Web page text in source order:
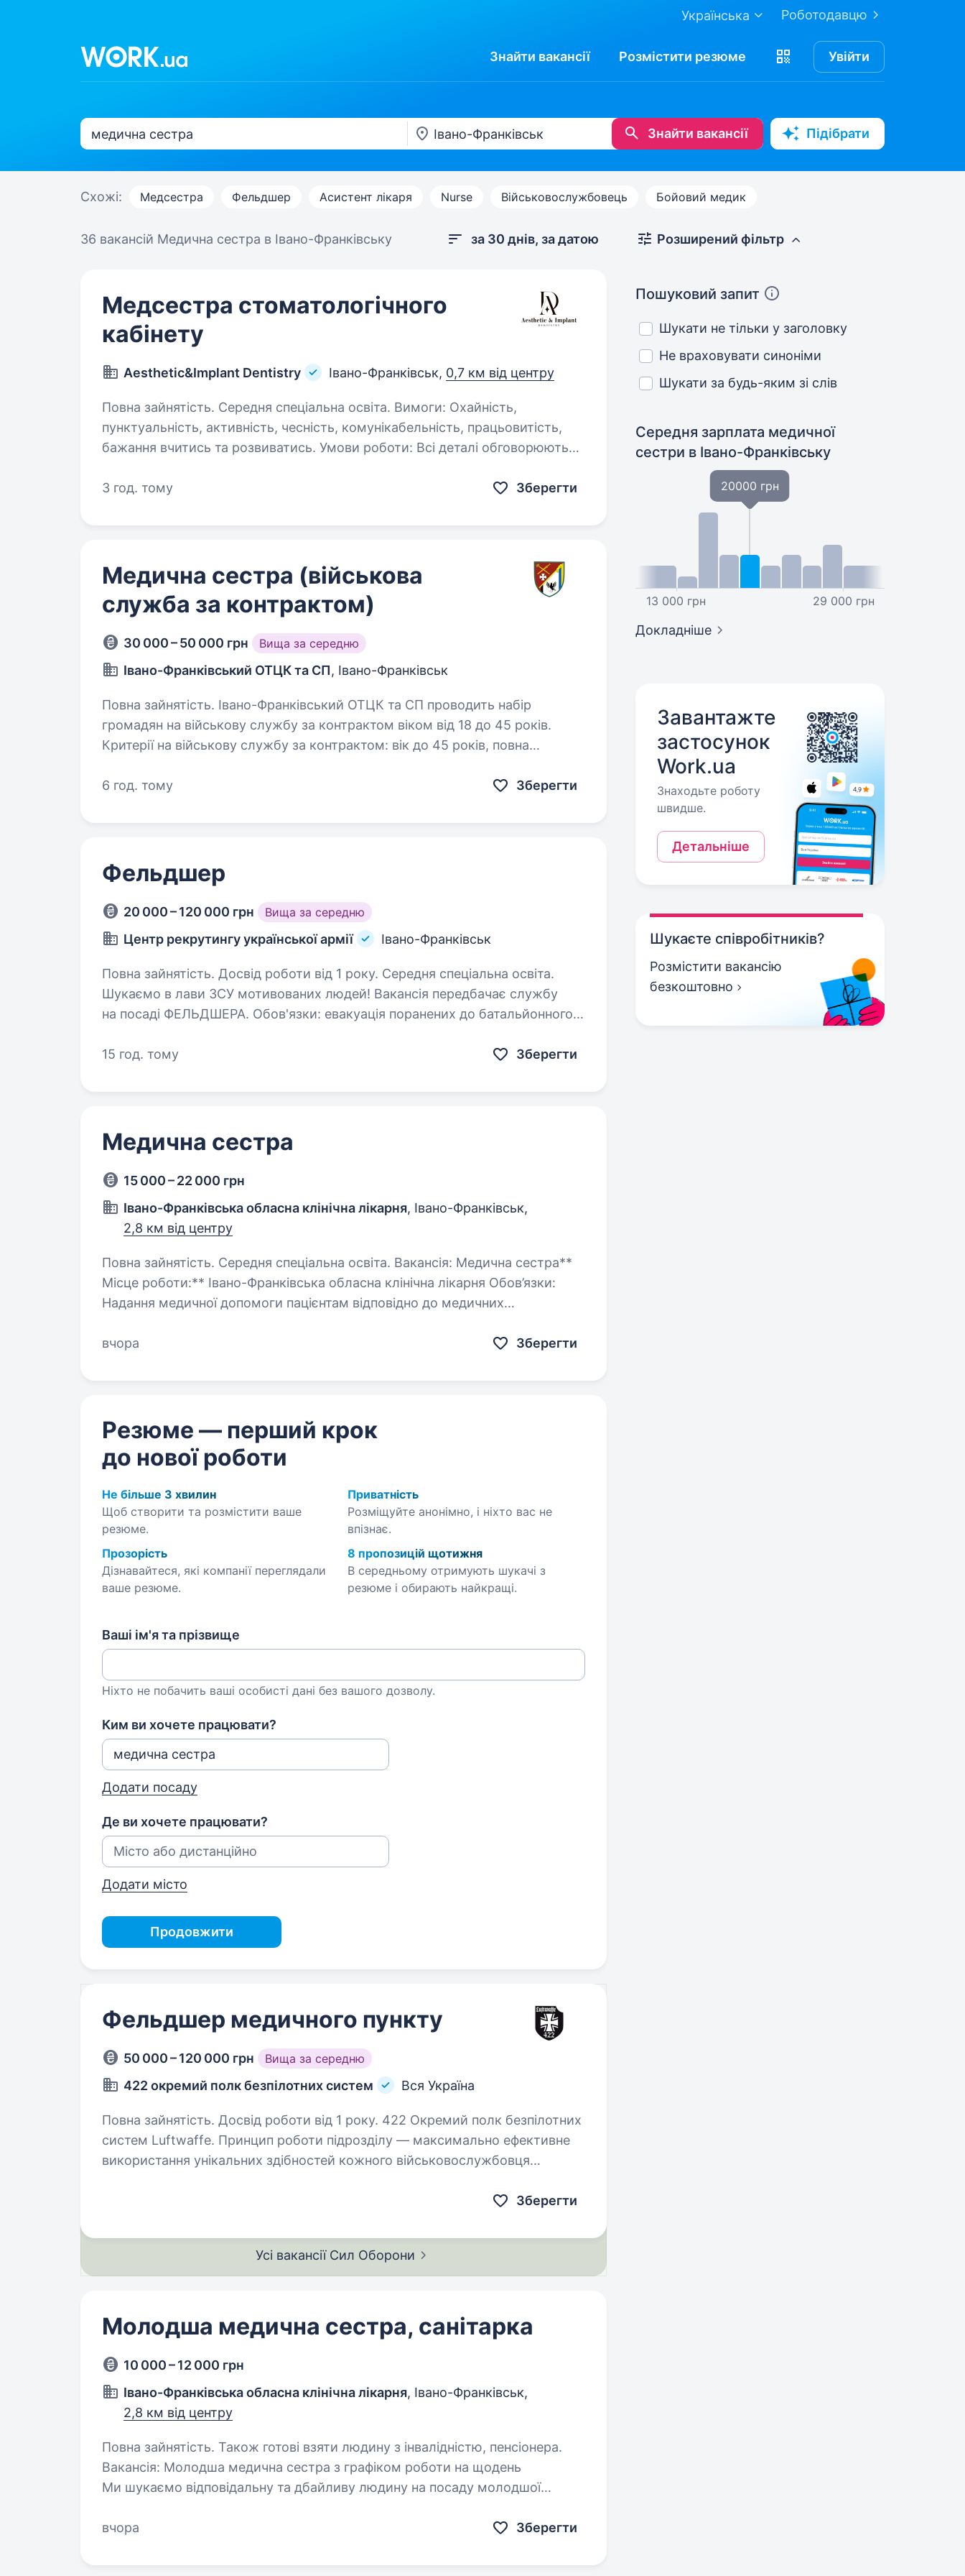
Роботодавцю
Українська
Знайти вакансії Розмістити резюме Увійти
Знайти вакансії Підібрати
Схожі: Медсестра Фельдшер Асистент лікаря Nurse Військовослужбовець Бойовий медик
36 вакансій Медична сестра в Івано-Франківську за 30 днів, за датою
Медсестра стоматологічного
кабінету
Aesthetic&Implant Dentistry Івано-Франківськ, 0,7 км від центру
Повна зайнятість. Середня спеціальна освіта. Вимоги: Охайність,
пунктуальність, активність, чесність, комунікабельність, працьовитість,
бажання вчитись та розвиватись. Умови роботи: Всі деталі обговорюються
3 год. тому
Зберегти
Медична сестра (військова
служба за контрактом)
30 000 – 50 000 грн Вища за середню
Івано-Франківський ОТЦК та СП, Івано-Франківськ
Повна зайнятість. Івано-Франківський ОТЦК та СП проводить набір
громадян на військову службу за контрактом віком від 18 до 45 років.
Критерії на військову службу за контрактом: вік до 45 років, повна
6 год. тому
Зберегти
Фельдшер
20 000 – 120 000 грн Вища за середню
Центр рекрутингу української армії Івано-Франківськ
Повна зайнятість. Досвід роботи від 1 року. Середня спеціальна освіта.
Шукаємо в лави ЗСУ мотивованих людей! Вакансія передбачає службу
на посаді ФЕЛЬДШЕРА. Обов'язки: евакуація поранених до батальйонного
хворих…
15 год. тому Зберегти
Медична сестра
15 000 – 22 000 грн
Івано-Франківська обласна клінічна лікарня, Івано-Франківськ,
2,8 км від центру
Повна зайнятість. Середня спеціальна освіта. Вакансія: Медична сестра**
Місце роботи:** Івано-Франківська обласна клінічна лікарня Обов’язки:
Надання медичної допомоги пацієнтам відповідно до медичних
вчора
Зберегти
Резюме — перший крок
до нової роботи
Не більше 3 хвилин
Щоб створити та розмістити ваше
резюме.
Приватність
Розміщуйте анонімно, і ніхто вас не
впізнає.
Прозорість
Дізнавайтеся, які компанії переглядали
ваше резюме.
8 пропозицій щотижня
В середньому отримують шукачі з
резюме і обирають найкращі.
Ваші ім'я та прізвище
Ніхто не побачить ваші особисті дані без вашого дозволу.
Ким ви хочете працювати?
Додати посаду
Де ви хочете працювати?
Додати місто
Продовжити
Фельдшер медичного пункту
50 000 – 120 000 грн Вища за середню
422 окремий полк безпілотних систем Вся Україна
Повна зайнятість. Досвід роботи від 1 року. 422 Окремий полк безпілотних
систем Luftwaffe. Принцип роботи підрозділу — максимально ефективне
використання унікальних здібностей кожного військовослужбовця
Зберегти
Усі вакансії Сил Оборони
Молодша медична сестра, санітарка
10 000 – 12 000 грн
Івано-Франківська обласна клінічна лікарня, Івано-Франківськ,
2,8 км від центру
Повна зайнятість. Також готові взяти людину з інвалідністю, пенсіонера.
Вакансія: Молодша медична сестра з графіком роботи на щодень
Ми шукаємо відповідальну та дбайливу людину на посаду молодшої
обов’язки включають…
вчора Зберегти
Розширений фільтр
Пошуковий запит
Шукати не тільки у заголовку
Не враховувати синоніми
Шукати за будь-яким зі слів
Середня зарплата медичної
сестри в Івано-Франківську
13 000 грн
20000 грн
29 000 грн
Докладніше
Завантажте
застосунок
Work.ua
Знаходьте роботу
швидше.
Детальніше
Шукаєте співробітників?
Розмістити вакансію
безкоштовно